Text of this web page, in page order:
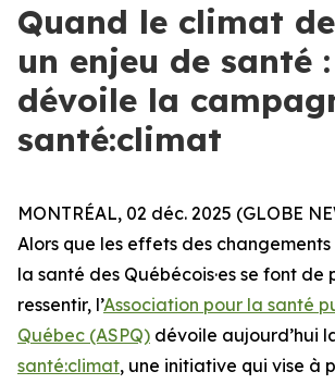
Quand le climat
un enjeu de santé :
dévoile la
santé:climat
MONTRÉAL, 02 déc. 2025 (GLOBE
Alors que les effets des
la santé des Québécois·es se font de
ressentir, l’Association pour la santé
Québec (ASPQ) dévoile aujourd’hui
santé:climat, une initiative qui vise à